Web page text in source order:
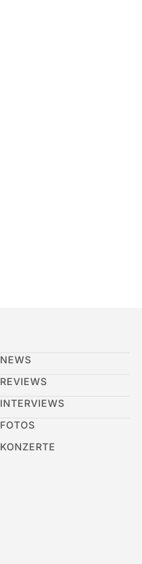
NEWS
REVIEWS
INTERVIEWS
FOTOS
KONZERTE